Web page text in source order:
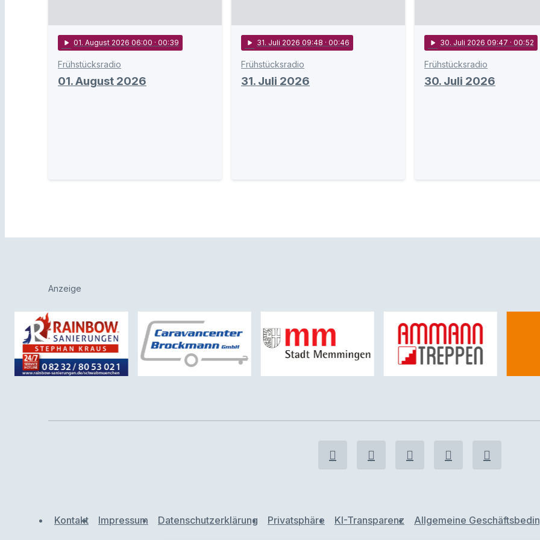
play_arrow 01. August 2026 06:00 · 00:39
Frühstücksradio
01. August 2026
play_arrow 31. Juli 2026 09:48 · 00:46
Frühstücksradio
31. Juli 2026
play_arrow 30. Juli 2026 09:47 · 00:52
Frühstücksradio
30. Juli 2026
Anzeige
Kontakt Impressum Datenschutzerklärung Privatsphäre KI-Transparenz Allgemeine